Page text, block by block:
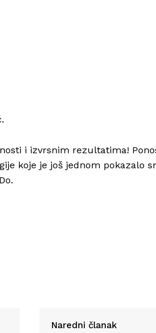
Kontakt
i izvrsnim rezultatima!
koje je još jednom pokazalo
Naredni članak